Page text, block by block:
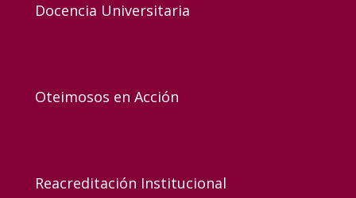
Docencia Universitaria
Oteimosos en Acción
Reacreditación Institucional